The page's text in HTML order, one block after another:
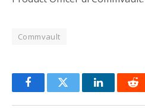
Commvault
FacebookTwitter LinkedIn